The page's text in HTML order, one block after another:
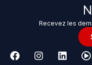
Recevez les